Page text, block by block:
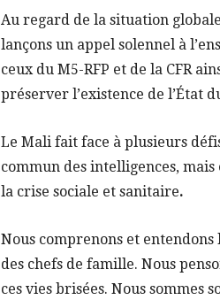
Au regard de la situation
lançons un appel solennel à
ceux du M5-RFP et de la CFR
préserver l’existence de l’État
Le Mali fait face à plusieurs
commun des intelligences,
la crise sociale et sanitaire.
Nous comprenons et entendons
des chefs de famille. Nous
ces vies brisées. Nous sommes